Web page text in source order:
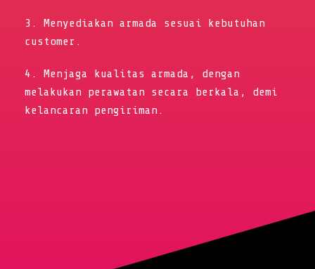
3. Menyediakan armada sesuai kebutuhan
customer.
4. Menjaga kualitas armada, dengan
melakukan perawatan secara berkala, demi
kelancaran pengiriman.